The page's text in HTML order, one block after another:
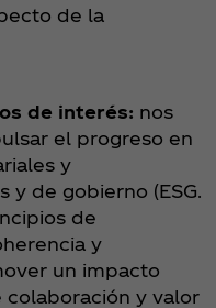
de la
de interés: nos
el progreso en
y
y de gobierno (ESG.
de
y
un impacto
y valor